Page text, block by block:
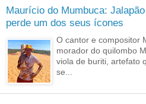
Maurício do Mumbuca: Jalapão
perde um dos seus ícones
O cantor e compositor
morador do quilombo
viola de buriti, artefato
se...